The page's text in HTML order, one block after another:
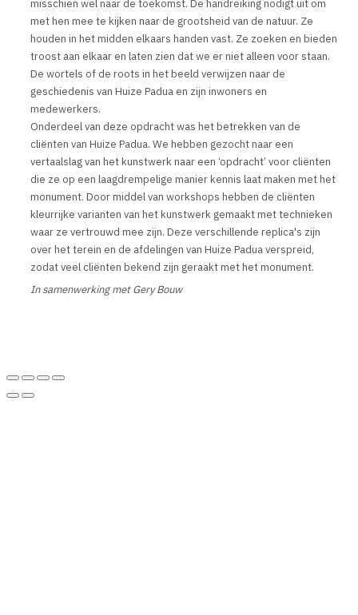
misschien wel naar de toekomst. De handreiking nodigt uit om
met hen mee te kijken naar de grootsheid van de natuur. Ze
houden in het midden elkaars handen vast. Ze zoeken en bieden
troost aan elkaar en laten zien dat we er niet alleen voor staan.
De wortels of de roots in het beeld verwijzen naar de
geschiedenis van Huize Padua en zijn inwoners en
medewerkers.
Onderdeel van deze opdracht was het betrekken van de
cliënten van Huize Padua. We hebben gezocht naar een
vertaalslag van het kunstwerk naar een ‘opdracht’ voor cliënten
die ze op een laagdrempelige manier kennis laat maken met het
monument. Door middel van workshops hebben de cliënten
kleurrijke varianten van het kunstwerk gemaakt met technieken
waar ze vertrouwd mee zijn. Deze verschillende replica's zijn
over het terein en de afdelingen van Huize Padua verspreid,
zodat veel cliënten bekend zijn geraakt met het monument.
In samenwerking met Gery Bouw